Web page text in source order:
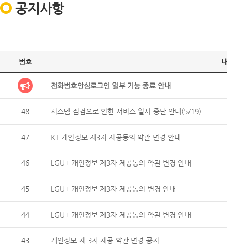
공지사항
번호
전화번호안심로그인 일부 기능 종료 안내
48 시스템 점검으로 인한 서비스 일시 중단 안내(5/19)
47 KT 개인정보 제3자 제공동의 약관 변경 안내
46 LGU+ 개인정보 제3자 제공동의 약관 변경 안내
45 LGU+ 개인정보 제3자 제공동의 변경 안내
44 LGU+ 개인정보 제3자 제공동의 약관 변경 안내
43 개인정보 제 3자 제공 약관 변경 공지